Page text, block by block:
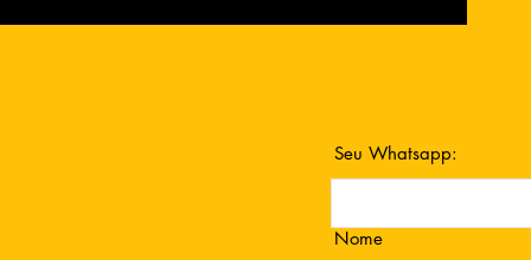
Seu Whatsapp:
Nome